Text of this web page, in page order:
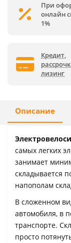
При
онлайн
1%
Кредит,
лизинг
Описание
самых легких
занимает
складывается
напополам
В сложенном
автомобиля, в
транспорте.
просто